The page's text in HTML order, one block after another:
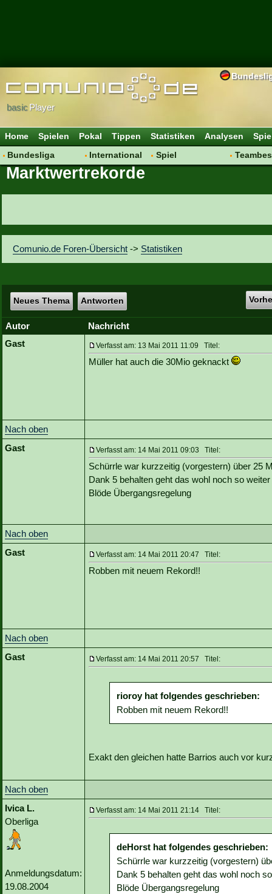
basicPlayer
Home Spielen Pokal Tippen Statistiken Analysen
Bundesliga
Hot News
Vereinsfragen
International
Vereine
Spiel
Marktwertrekorde
Comunio.de Foren-Übersicht -> Statistiken
Neues Thema Antworten
Autor
Nachricht
Gast
Verfasst am: 13 Mai 2011 11:09 Titel:
Müller hat auch die 30Mio geknackt
Nach oben
Gast
Verfasst am: 14 Mai 2011 09:03 Titel:
Schürrle war kurzzeitig (vorgestern) über 25
Dank 5 behalten geht das wohl noch so weiter
Blöde Übergangsregelung
Nach oben
Gast
Verfasst am: 14 Mai 2011 20:47 Titel:
Robben mit neuem Rekord!!
Nach oben
Gast
Verfasst am: 14 Mai 2011 20:57 Titel:
rioroy hat folgendes geschrieben:
Robben mit neuem Rekord!!
Exakt den gleichen hatte Barrios auch vor
Nach oben
Ivica L.
Oberliga
Anmeldungsdatum:
19.08.2004
Verfasst am: 14 Mai 2011 21:14 Titel:
deHorst hat folgendes geschrieben:
Schürrle war kurzzeitig (vorgestern)
Dank 5 behalten geht das wohl noch
Blöde Übergangsregelung